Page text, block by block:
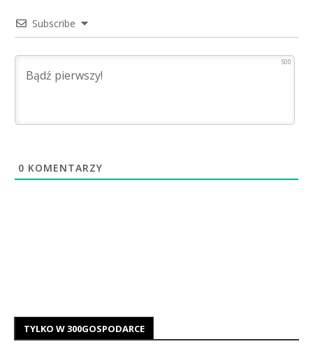
Subscribe
500
0 KOMENTARZY
TYLKO W 300GOSPODARCE